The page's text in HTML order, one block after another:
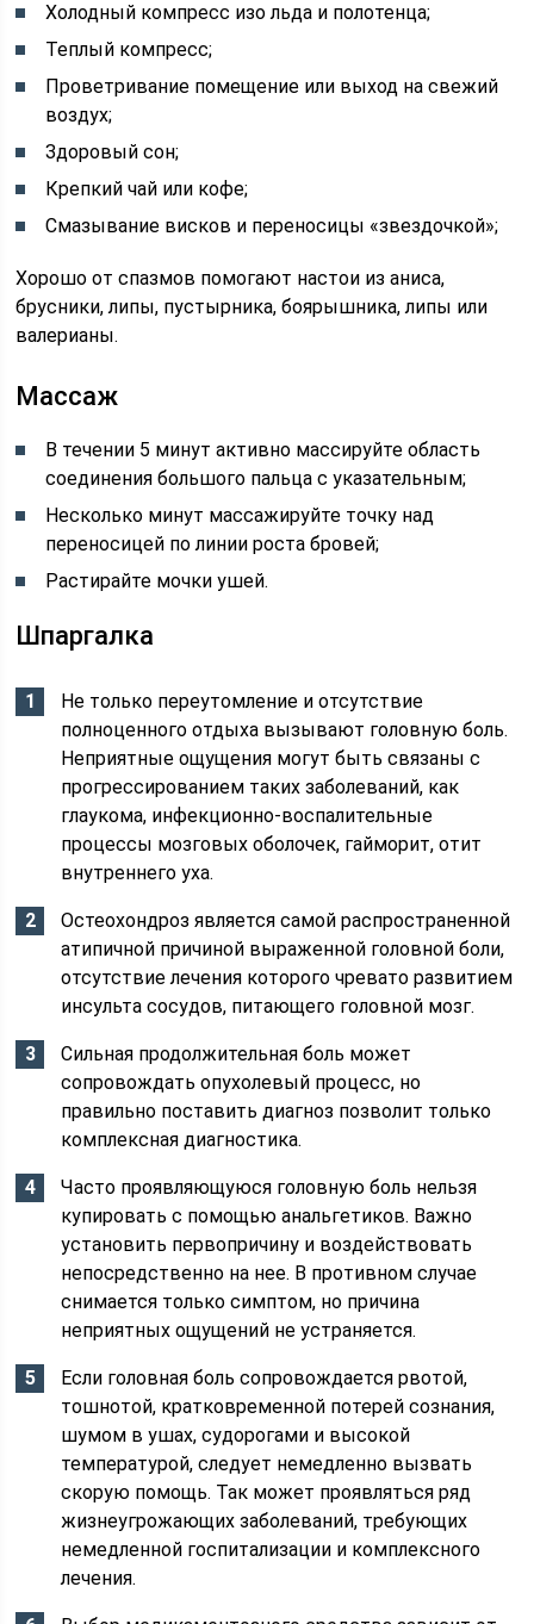
Холодный компресс изо льда и полотенца;
Теплый компресс;
Проветривание помещение или выход на свежий
воздух;
Здоровый сон;
Крепкий чай или кофе;
Смазывание висков и переносицы «звездочкой»;
Хорошо от спазмов помогают настои из аниса,
брусники, липы, пустырника, боярышника, липы или
валерианы.
Массаж
В течении 5 минут активно массируйте область
соединения большого пальца с указательным;
Несколько минут массажируйте точку над
переносицей по линии роста бровей;
Растирайте мочки ушей.
Шпаргалка
Не только переутомление и отсутствие
полноценного отдыха вызывают головную боль.
Неприятные ощущения могут быть связаны с
прогрессированием таких заболеваний, как
глаукома, инфекционно-воспалительные
процессы мозговых оболочек, гайморит, отит
внутреннего уха.
Остеохондроз является самой распространенной
атипичной причиной выраженной головной боли,
отсутствие лечения которого чревато развитием
инсульта сосудов, питающего головной мозг.
Сильная продолжительная боль может
сопровождать опухолевый процесс, но
правильно поставить диагноз позволит только
комплексная диагностика.
Часто проявляющуюся головную боль нельзя
купировать с помощью анальгетиков. Важно
установить первопричину и воздействовать
непосредственно на нее. В противном случае
снимается только симптом, но причина
неприятных ощущений не устраняется.
Если головная боль сопровождается рвотой,
тошнотой, кратковременной потерей сознания,
шумом в ушах, судорогами и высокой
температурой, следует немедленно вызвать
скорую помощь. Так может проявляться ряд
жизнеугрожающих заболеваний, требующих
немедленной госпитализации и комплексного
лечения.